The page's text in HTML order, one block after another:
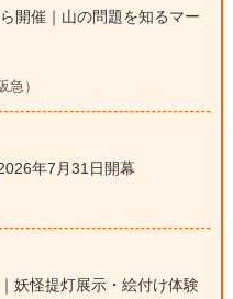
開催｜山の問題を知るマー
）
年7月31日開幕
妖怪提灯展示・絵付け体験